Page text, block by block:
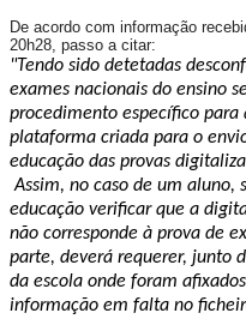
De acordo com informação
20h28, passo a citar:
"Tendo sido detetadas
exames nacionais do ensino
procedimento específico para
plataforma criada para o
educação das provas
Assim, no caso de um aluno,
educação verificar que a
não corresponde à prova de
parte, deverá requerer, junto
da escola onde foram
informação em falta no